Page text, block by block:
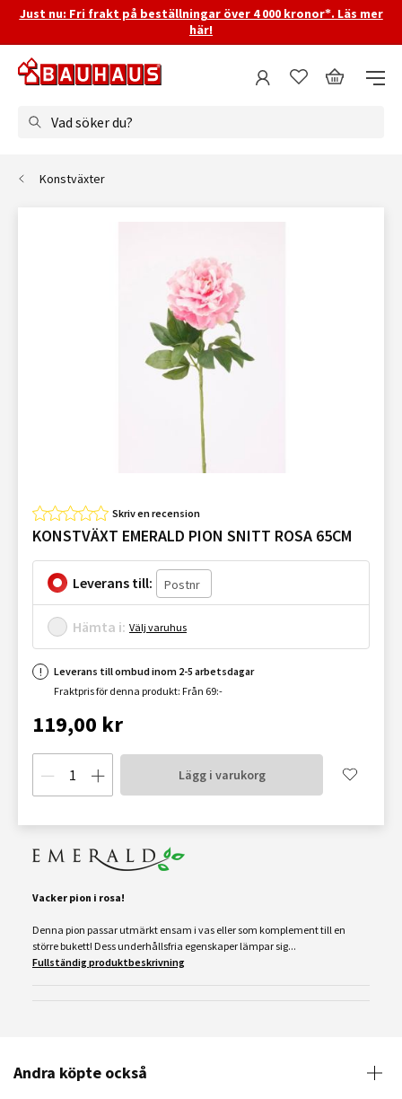
Just nu: Fri frakt på beställningar över 4 000 kronor*. Läs mer
här!
Vad söker du?
Konstväxter
Skriv en recension
KONSTVÄXT EMERALD PION SNITT ROSA 65CM
Leverans till:
Hämta i: Välj varuhus
Leverans till ombud inom 2-5 arbetsdagar
Fraktpris för denna produkt: Från 69:-
119,00 kr
Lägg i varukorg
Vacker pion i rosa!
Denna pion passar utmärkt ensam i vas eller som komplement till en
större bukett! Dess underhållsfria egenskaper lämpar sig...
Fullständig produktbeskrivning
Andra köpte också